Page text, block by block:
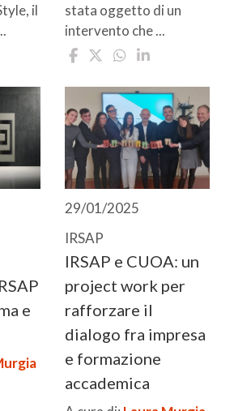
il
stata oggetto di un
intervento che ...
e
29/01/2025
IRSAP
IRSAP e CUOA: un
project work per
rafforzare il
dialogo fra impresa
e formazione
accademica